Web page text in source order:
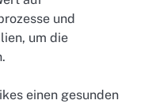
und
um die
einen gesunden